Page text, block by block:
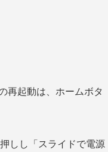
再起動は、ホームボタ
しし「スライドで電源